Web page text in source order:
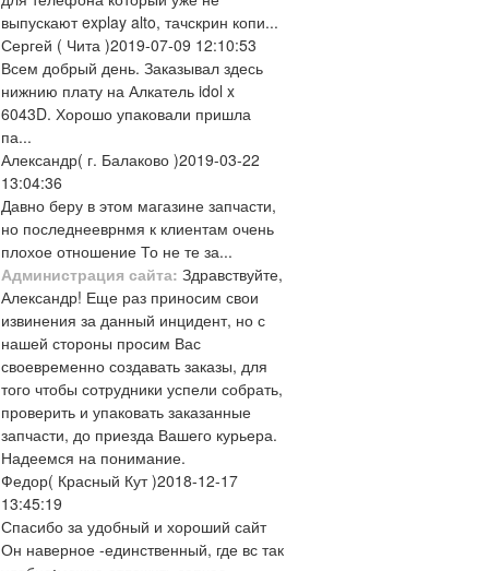
выпускают explay alto, тачскрин копи...
Сергей ( Чита )2019-07-09 12:10:53
Всем добрый день. Заказывал здесь
нижнию плату на Алкатель idol x
6043D. Хорошо упаковали пришла
па...
Александр( г. Балаково )2019-03-22
13:04:36
Давно беру в этом магазине запчасти,
но последнееврнмя к клиентам очень
плохое отношение То не те за...
Администрация сайта: Здравствуйте,
Александр! Еще раз приносим свои
извинения за данный инцидент, но с
нашей стороны просим Вас
своевременно создавать заказы, для
того чтобы сотрудники успели собрать,
проверить и упаковать заказанные
запчасти, до приезда Вашего курьера.
Надеемся на понимание.
Федор( Красный Кут )2018-12-17
13:45:19
Спасибо за удобный и хороший сайт
Он наверное -единственный, где вс так